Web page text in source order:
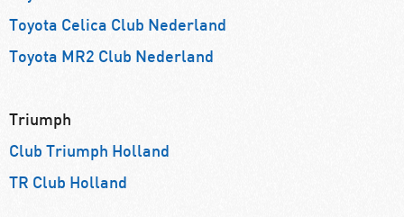
Toyota Celica Club Nederland
Toyota MR2 Club Nederland
Triumph
Club Triumph Holland
TR Club Holland